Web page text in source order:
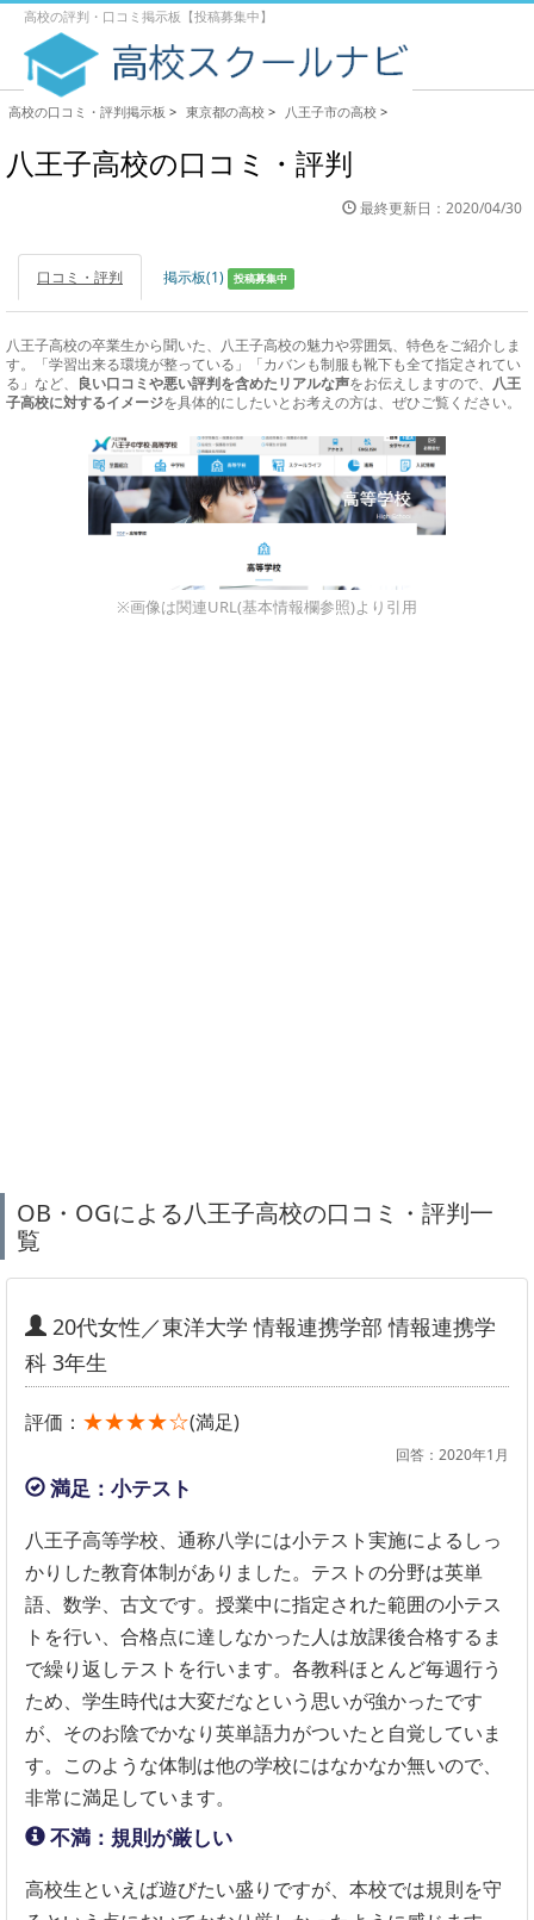
高校の評判・口コミ掲示板【投稿募集中】
高校の口コミ・評判掲示板 > 東京都の高校 > 八王子市の高校 >
八王子高校の口コミ・評判
最終更新日：2020/04/30
口コミ・評判 掲示板(1) 投稿募集中
八王子高校の卒業生から聞いた、八王子高校の魅力や雰囲気、特色をご紹介しま
す。「学習出来る環境が整っている」「カバンも制服も靴下も全て指定されてい
る」など、
良い口コミや悪い評判を含めたリアルな声をお伝えしますので、 八王
子高校に対するイメージを具体的にしたいとお考えの方は、ぜひご覧ください。
※画像は関連URL(基本情報欄参照)より引用
OB・OGによる八王子高校の口コミ・評判一
覧
20代女性／東洋大学 情報連携学部 情報連携学
科 3年生
評価： ★★★★☆(満足)
回答：2020年1月
満足：小テスト
八王子高等学校、通称八学には小テスト実施によるしっ
かりした教育体制がありました。テストの分野は英単
語、数学、古文です。授業中に指定された範囲の小テス
トを行い、合格点に達しなかった人は放課後合格するま
で繰り返しテストを行います。各教科ほとんど毎週行う
ため、学生時代は大変だなという思いが強かったです
が、そのお陰でかなり英単語力がついたと自覚していま
す。このような体制は他の学校にはなかなか無いので、
非常に満足しています。
不満：規則が厳しい
高校生といえば遊びたい盛りですが、本校では規則を守